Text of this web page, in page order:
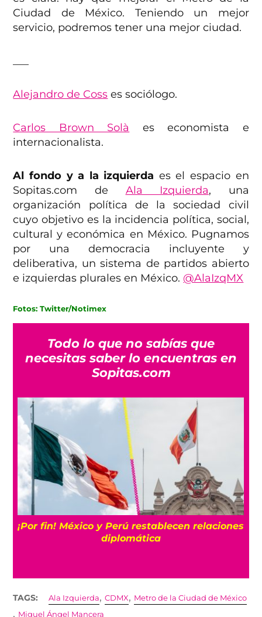
Ciudad de México. Teniendo un mejor
servicio, podremos tener una mejor ciudad.
Alejandro de Coss es sociólogo.
Carlos Brown Solà
es economista e
internacionalista.
Al fondo y a la izquierda es el espacio en
Sopitas.com de Ala Izquierda, una
organización política de la sociedad civil
cuyo objetivo es la incidencia política, social,
cultural y económica en México. Pugnamos
por una democracia incluyente y
deliberativa, un sistema de partidos abierto
e izquierdas plurales en México. @AlaIzqMX
Fotos: Twitter/Notimex
Todo lo que no sabías que
necesitas saber lo encuentras en
Sopitas.com
¡Por fin! México y Perú restablecen relaciones
diplomática
TAGS: Ala Izquierda,CDMX, Metro de la Ciudad de México
, Miguel Ángel Mancera